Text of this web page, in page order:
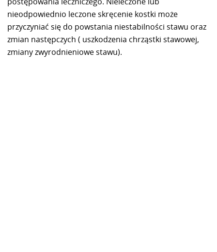
nieodpowiednio leczone skręcenie kostki może
przyczyniać się do powstania niestabilności stawu oraz
zmian następczych ( uszkodzenia chrząstki stawowej,
zmiany zwyrodnieniowe stawu).